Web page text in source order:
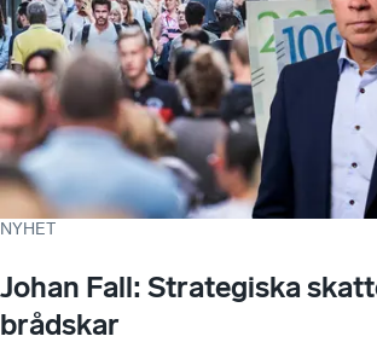
NYHET
Johan Fall: Strategiska
brådskar